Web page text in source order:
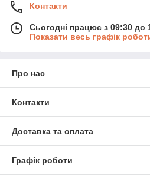
Контакти
Сьогодні працює з 09:30 до
Показати весь графік
Про нас
Контакти
Доставка та оплата
Графік роботи